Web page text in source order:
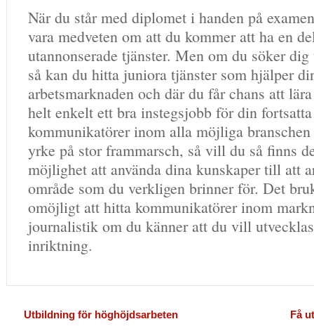
När du står med diplomet i handen på
vara medveten om att du kommer att ha en
utannonserade tjänster. Men om du söker
så kan du hitta juniora tjänster som hjälper
arbetsmarknaden och där du får chans att
helt enkelt ett bra instegsjobb för din
kommunikatörer inom alla möjliga
yrke på stor frammarsch, så vill du så finns
möjlighet att använda dina kunskaper till att
område som du verkligen brinner för. Det
omöjligt att hitta kommunikatörer inom
journalistik om du känner att du vill
inriktning.
Utbildning för höghöjdsarbeten Få